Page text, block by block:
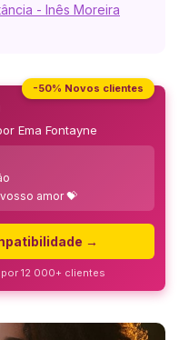
- Inês Moreira
-50% Novos clientes
Ema Fontayne
amor 💝
→
por 12 000+ clientes